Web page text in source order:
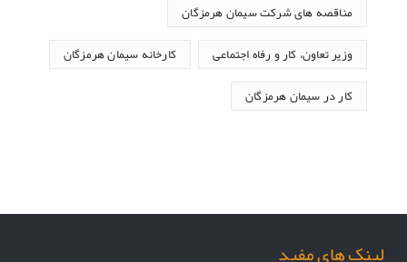
مناقصه های شرکت سیمان هرمزگان
وزیر تعاون، کار و رفاه اجتماعی کارخانه سیمان هرمزگان
کار در سیمان هرمزگان
لینک های مفید